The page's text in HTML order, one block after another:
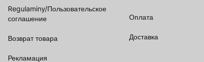
Regulaminy/Пользовательское
соглашение
Возврат товара
Рекламация
Оплата
Доставка